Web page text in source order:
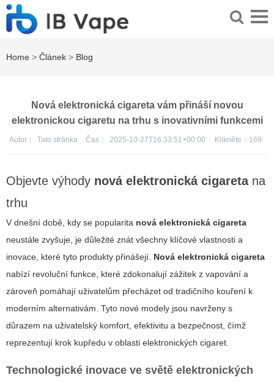
Home > Článek > Blog
Nová elektronická cigareta vám přináší novou
elektronickou cigaretu na trhu s inovativními funkcemi
Autor： Tato stránka Čas： 2025-10-27T16:33:51+00:00 Klikněte： 169
Objevte výhody nová elektronická cigaretana
trhu
V dnešní době, kdy se popularita nová elektronická cigareta
neustále zvyšuje, je důležité znát všechny klíčové vlastnosti a
inovace, které tyto produkty přinášejí. Nová elektronická cigareta
nabízí revoluční funkce, které zdokonalují zážitek z vapování a
zároveň pomáhají uživatelům přecházet od tradičního kouření k
moderním alternativám. Tyto nové modely jsou navrženy s
důrazem na uživatelský komfort, efektivitu a bezpečnost, čímž
reprezentují krok kupředu v oblasti elektronických cigaret.
Technologické inovace ve světě elektronických